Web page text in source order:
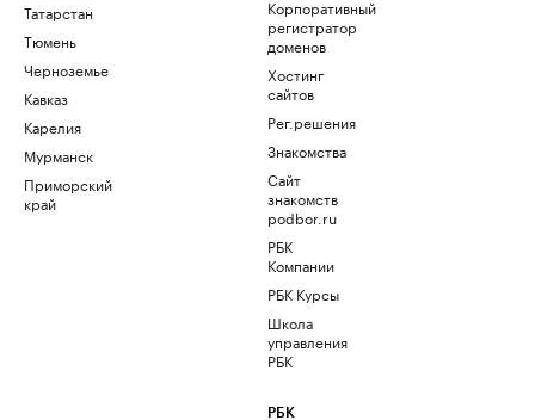
Татарстан
Тюмень
Черноземье
Кавказ
Карелия
Мурманск
Приморский
край
Корпоративный
регистратор
доменов
Хостинг
сайтов
Рег.решения
Знакомства
Сайт
знакомств
podbor.ru
РБК
Компании
РБК Курсы
Школа
управления
РБК
РБК